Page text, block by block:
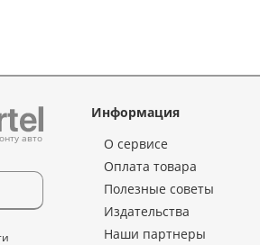
авто
Информация
О сервисе
Оплата товара
Полезные советы
Издательства
Наши партнеры